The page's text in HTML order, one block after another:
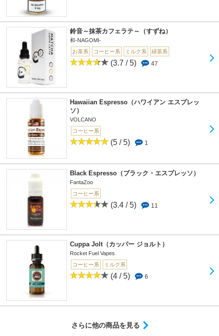
鈴音～抹茶カフェラテ～（すずね）
和-NAGOMI-
お茶系
コーヒー系 ミルク系 緑茶系
(3.7 / 5) 47
Hawaiian Espresso（ハワイアン エスプレッ
ソ）
VOLCANO
コーヒー系
(5 / 5) 1
Black Espresso（ブラック・エスプレッソ）
FantaZoo
コーヒー系
(3.4 / 5) 11
Cuppa Jolt（カッパー ジョルト）
Rocket Fuel Vapes
コーヒー系
ミルク系
(4 / 5) 6
さらに他の商品を見る